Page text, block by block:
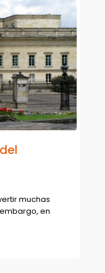
muchas
en